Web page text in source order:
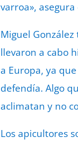
varroa»,
Miguel
llevaron a cabo
a Europa, ya
defendía. Algo
aclimatan y no
Los apicultores